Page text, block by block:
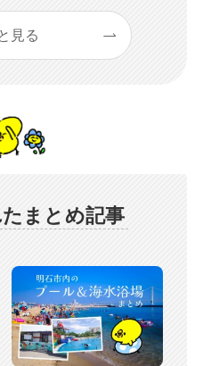
見る
まとめ記事